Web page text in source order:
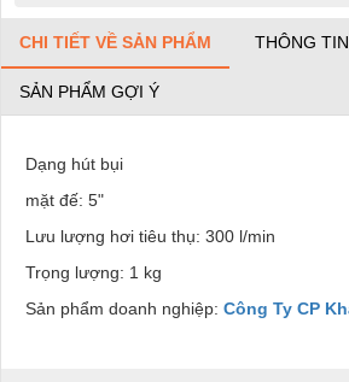
CHI TIẾT VỀ SẢN PHẨM THÔNG
SẢN PHẨM GỢI Ý
Dạng hút bụi
mặt đế: 5"
Lưu lượng hơi tiêu thụ: 300 l/min
Trọng lượng: 1 kg
Sản phẩm doanh nghiệp: Công Ty CP